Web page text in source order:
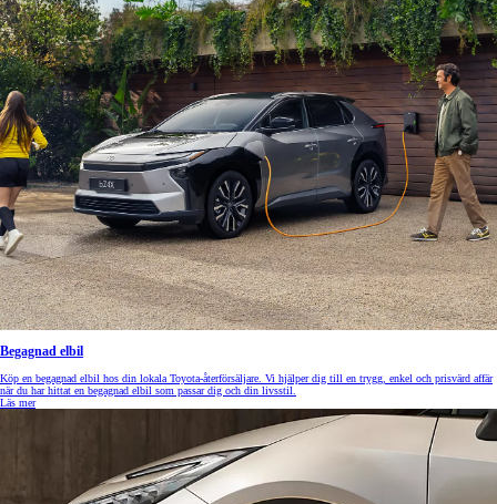
Begagnad elbil
Köp en begagnad elbil hos din lokala Toyota-återförsäljare. Vi hjälper dig till en trygg, enkel och prisvärd affär
när du har hittat en begagnad elbil som passar dig och din livsstil.
Läs mer